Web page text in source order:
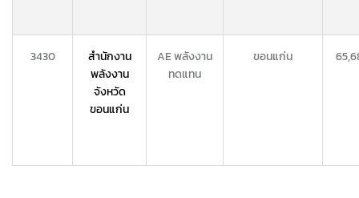
3430
สำนักงาน
พลังงาน
จังหวัด
ขอนแก่น
AE พลังงาน
ทดแทน
ขอนแก่น